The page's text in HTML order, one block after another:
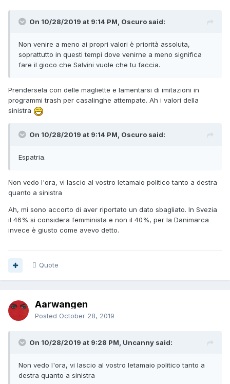
On 10/28/2019 at 9:14 PM, Oscuro said:
Non venire a meno ai propri valori è priorità assoluta,
soprattutto in questi tempi dove venirne a meno significa
fare il gioco che Salvini vuole che tu faccia.
Prendersela con delle magliette e lamentarsi di imitazioni in
programmi trash per casalinghe attempate. Ah i valori della
sinistra
On 10/28/2019 at 9:14 PM, Oscuro said:
Espatria.
Non vedo l'ora, vi lascio al vostro letamaio politico tanto a destra
quanto a sinistra
Ah, mi sono accorto di aver riportato un dato sbagliato. In Svezia
il 46% si considera femminista e non il 40%, per la Danimarca
invece è giusto come avevo detto.
Quote
Aarwangen
Posted October 28, 2019
On 10/28/2019 at 9:28 PM, Uncanny said:
Non vedo l'ora, vi lascio al vostro letamaio politico tanto a
destra quanto a sinistra